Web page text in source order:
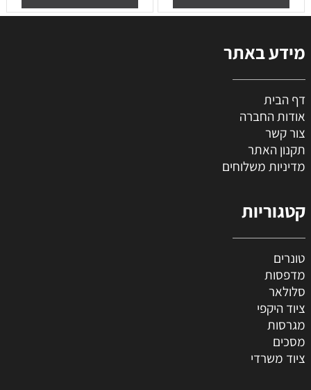
מידע באתר
דף הבית
אודות החברה
צור קשר
תקנון האתר
מדיניות משלוחים
קטגוריות
טונרים
מדפסות
סלולאר
ציוד היקפי
מגרסות
מסכים
ציוד משרדי